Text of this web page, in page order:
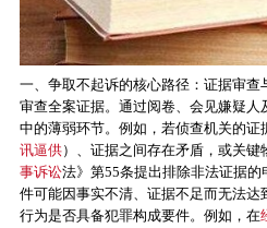
一、争取不起诉的核心路径：证据审查
审查全案证据。通过阅卷、会见嫌疑人
中的薄弱环节。例如，若侦查机关的证
讯逼供）、证据之间存在矛盾，或关键
事诉讼法》第55条提出排除非法证据
件可能因事实不清、证据不足而无法
行为是否具备犯罪构成要件。例如，在